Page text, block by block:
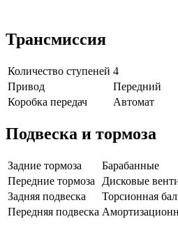
Трансмиссия
Количество ступеней 4
Привод
Передний
Коробка передач
Автомат
Подвеска и тормоза
Задние тормоза
Барабанные
Передние тормоза
Дисковые
Задняя подвеска
Торсионная
Передняя подвеска